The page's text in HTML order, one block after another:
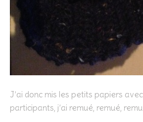
J’ai donc mis les petits papiers
participants, j’ai remué, remué,